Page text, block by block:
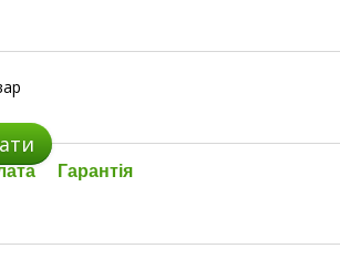
Гарантія